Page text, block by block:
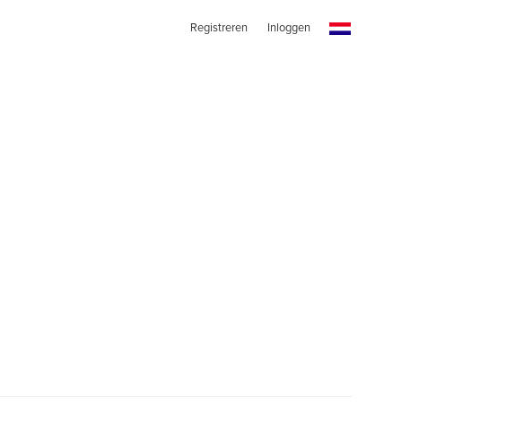
Registreren Inloggen